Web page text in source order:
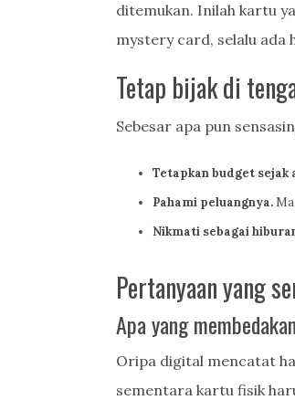
ditemukan. Inilah kartu
mystery card, selalu ada
Tetap bijak di
Sebesar apa pun
Tetapkan budget sejak
Pahami peluangnya.
Nikmati sebagai
Pertanyaan yang
Apa yang
Oripa digital mencatat
sementara kartu fisik